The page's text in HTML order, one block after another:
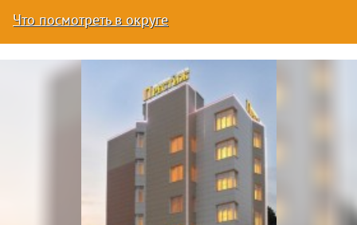
Что посмотреть в округе